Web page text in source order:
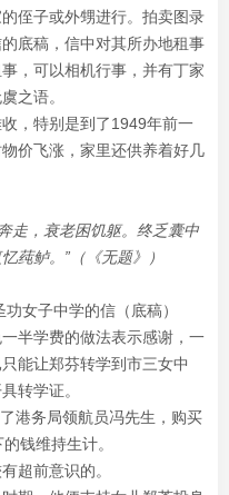
侄子或外甥进行。拍卖图录
底稿，信中对其所办地租事
，可以相机行事，并有丁家
之语。
，特别是到了1949年前一
价飞涨，家里还供养着好几
走，衰老困饥躯。终乏囊中
莼鲈。”（《无题》）
女子中学的信（底稿）
半学费的做法表示感谢，一
能让郑芬转学到市三女中
转学证。
港务局领航员冯先生，购买
钱维持生计。
超前意识的。